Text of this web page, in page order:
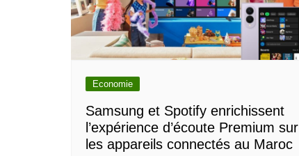
Economie
Samsung et Spotify enrichissent
l’expérience d’écoute Premium sur
les appareils connectés au Maroc